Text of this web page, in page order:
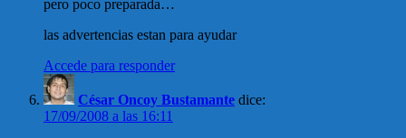
pero poco preparada…
las advertencias estan para ayudar
Accede para responder
César Oncoy Bustamante dice:
17/09/2008 a las 16:11